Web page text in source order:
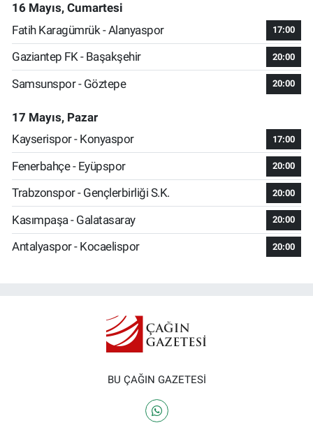
16 Mayıs, Cumartesi
Fatih Karagümrük - Alanyaspor
17:00
Gaziantep FK - Başakşehir 20:00
Samsunspor - Göztepe 20:00
17 Mayıs, Pazar
Kayserispor - Konyaspor
17:00
Fenerbahçe - Eyüpspor 20:00
Trabzonspor - Gençlerbirliği S.K. 20:00
Kasımpaşa - Galatasaray 20:00
Antalyaspor - Kocaelispor 20:00
BU ÇAĞIN GAZETESİ